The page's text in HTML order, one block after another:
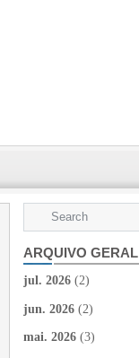
ARQUIVO GERAL
jul. 2026 (2)
jun. 2026 (2)
mai. 2026 (3)